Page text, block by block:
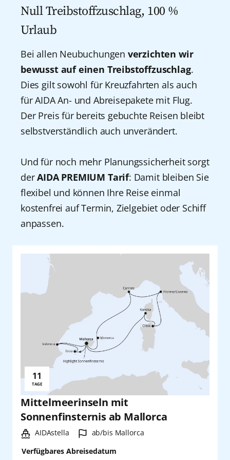
Shanghai
Singapur
Teneriffa
Tokio
Yokohama
Null Treibstoffzuschlag, 100 %
Urlaub
Bei allen Neubuchungen verzichten wir
bewusst auf einen Treibstoffzuschlag.
Dies gilt sowohl für Kreuzfahrten als auch
für AIDA An- und Abreisepakete mit Flug.
Der Preis für bereits gebuchte Reisen bleibt
selbstverständlich auch unverändert.
Und für noch mehr Planungssicherheit sorgt
derAIDA PREMIUM Tarif: Damit bleiben Sie
flexibel und können Ihre Reise einmal
kostenfrei auf Termin, Zielgebiet oder Schiff
anpassen.
Mittelmeerinseln mit
Sonnenfinsternis ab Mallorca
Schiff:
AIDAstella Hafen:
ab/bis Mallorca
Verfügbares Abreisedatum
Reisedauer:
11
TAGE